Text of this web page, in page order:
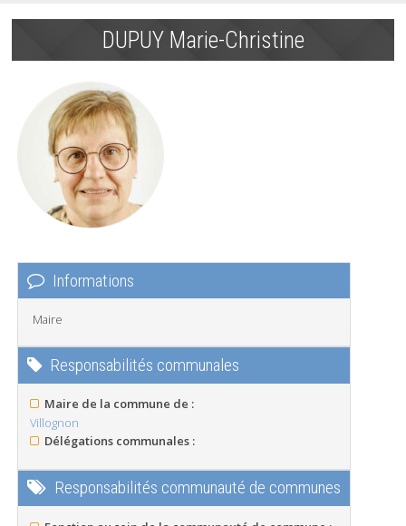
DUPUY Marie-Christine
Informations
Maire
Responsabilités communales
Maire de la commune de :
Villognon
Délégations communales :
Responsabilités communauté de communes